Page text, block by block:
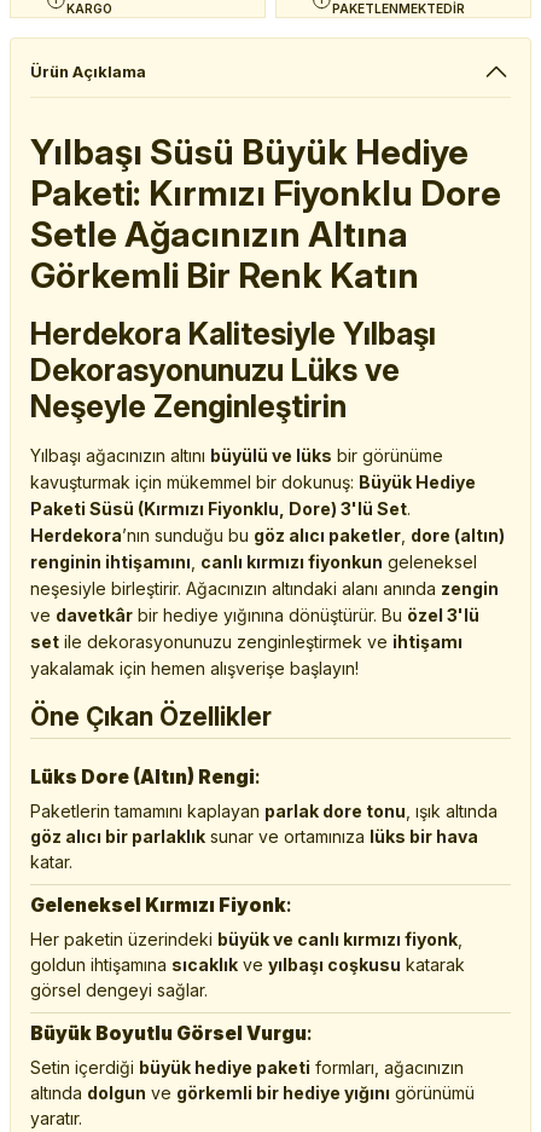
KARGO
PAKETLENMEKTEDİR
Ürün Açıklama
Yılbaşı Süsü Büyük Hediye
Paketi: Kırmızı Fiyonklu Dore
Setle Ağacınızın Altına
Görkemli Bir Renk Katın
Herdekora Kalitesiyle Yılbaşı
Dekorasyonunuzu Lüks ve
Neşeyle Zenginleştirin
Yılbaşı ağacınızın altını büyülü ve lüks bir görünüme
kavuşturmak için mükemmel bir dokunuş: Büyük Hediye
Paketi Süsü (Kırmızı Fiyonklu, Dore) 3'lü Set.
Herdekora’nın sunduğu bu göz alıcı paketler dore (altın)
renginin ihtişamını canlı kırmızı fiyonkun geleneksel
neşesiyle birleştirir. Ağacınızın altındaki alanı anında zengin
ve davetkâr bir hediye yığınına dönüştürür. Bu özel 3'lü
set ile dekorasyonunuzu zenginleştirmek ve ihtişamı
yakalamak için hemen alışverişe başlayın!
Öne Çıkan Özellikler
Lüks Dore (Altın) Rengi:
Paketlerin tamamını kaplayan parlak dore tonu , ışık altında
göz alıcı bir parlaklık sunar ve ortamınıza lüks bir hava
katar.
Geleneksel Kırmızı Fiyonk:
Her paketin üzerindeki büyük ve canlı kırmızı fiyonk
goldun ihtişamına sıcaklık ve yılbaşı coşkusu katarak
görsel dengeyi sağlar.
Büyük Boyutlu Görsel Vurgu:
Setin içerdiği büyük hediye paketi formları, ağacınızın
altında dolgun ve görkemli bir hediye yığını görünümü
yaratır.